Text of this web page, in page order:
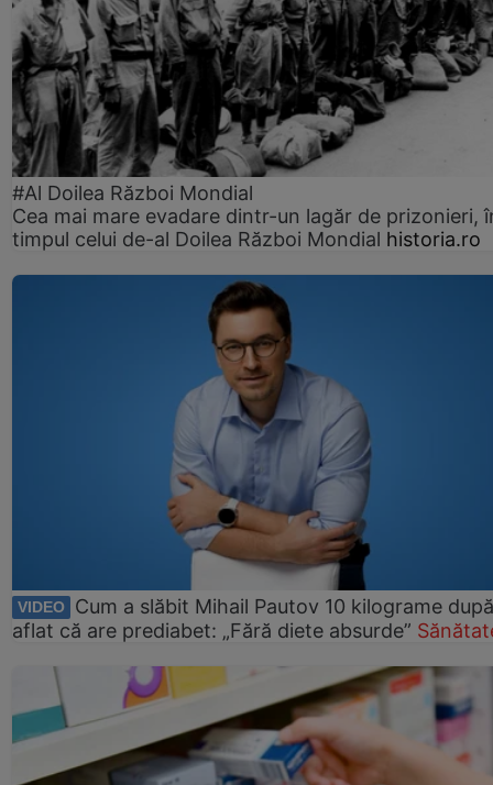
#Al Doilea Război Mondial
Cea mai mare evadare dintr-un lagăr de prizonieri,
timpul celui de-al Doilea Război Mondial historia.ro
VIDEO
Cum a slăbit Mihail Pautov 10 kilograme
aflat că are prediabet: „Fără diete absurde”